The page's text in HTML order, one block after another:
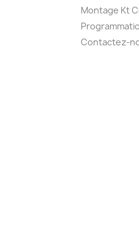
Montage Kt
Contactez-